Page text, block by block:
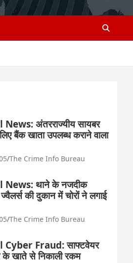
अंतरराज्यीय सायबर
बैंक खाता उपलब्ध कराने वाला
The Crime Info Bureau
News: थाने के नजदीक
ज्वैलर्स की दुकान में चोरों ने लगाई
The Crime Info Bureau
Cyber Fraud: साफ्टवेयर
के खाते से निकाली रकम